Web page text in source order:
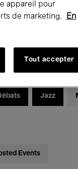
Jazz
Events
appareil pour
de marketing.
En
Tout accepter